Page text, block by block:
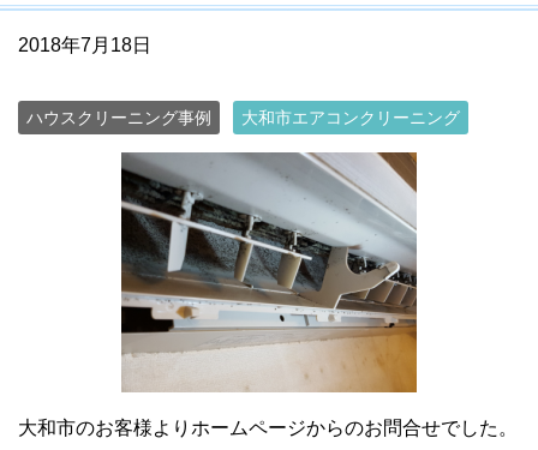
2018年7月18日
ハウスクリーニング事例 大和市エアコンクリーニング
大和市のお客様よりホームページからのお問合せでした。